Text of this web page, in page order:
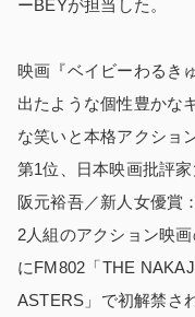
ーBEYが担当した。
映画『ベイビーわるき
出たような個性豊かな
な笑いと本格アクショ
第1位、日本映画批評
阪元裕吾／新人女優賞
2人組のアクション映
にFM802「THE
ASTERS」で初解禁さ